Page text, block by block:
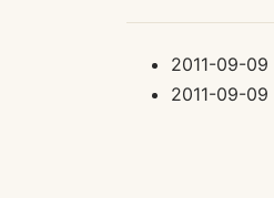
2011-09-09
2011-09-09